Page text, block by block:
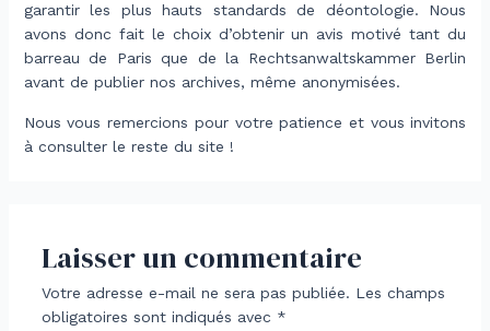
garantir les plus hauts standards de déontologie. Nous
avons donc fait le choix d’obtenir un avis motivé tant du
barreau de Paris que de la Rechtsanwaltskammer Berlin
avant de publier nos archives, même anonymisées.
Nous vous remercions pour votre patience et vous invitons
à consulter le reste du site !
Laisser un commentaire
Votre adresse e-mail ne sera pas publiée. Les champs
obligatoires sont indiqués avec *